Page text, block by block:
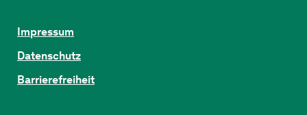
Impressum
Datenschutz
Barrierefreiheit